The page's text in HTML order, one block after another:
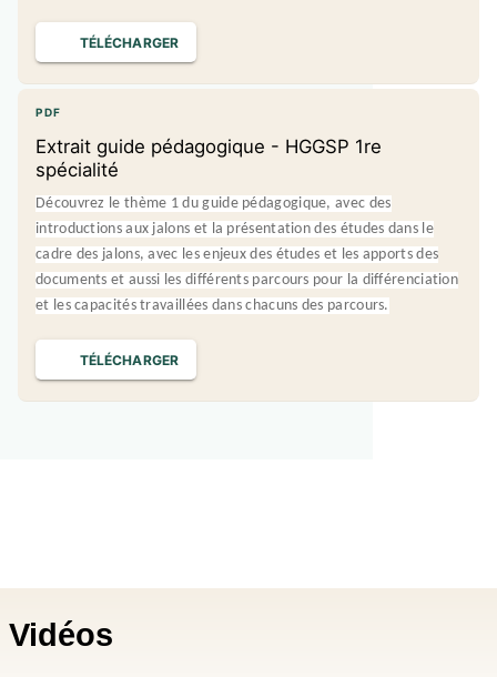
TÉLÉCHARGER
PDF
Extrait guide pédagogique - HGGSP 1re
spécialité
Découvrez le thème 1 du guide pédagogique, avec des
introductions aux jalons et la présentation des études dans le
cadre des jalons, avec les enjeux des études et les apports des
documents et aussi les différents parcours pour la différenciation
et les capacités travaillées dans chacuns des parcours.
TÉLÉCHARGER
Vidéos